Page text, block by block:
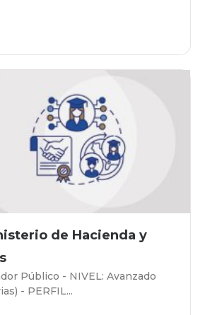
de Hacienda y
Público - NIVEL: Avanzado
- PERFIL...